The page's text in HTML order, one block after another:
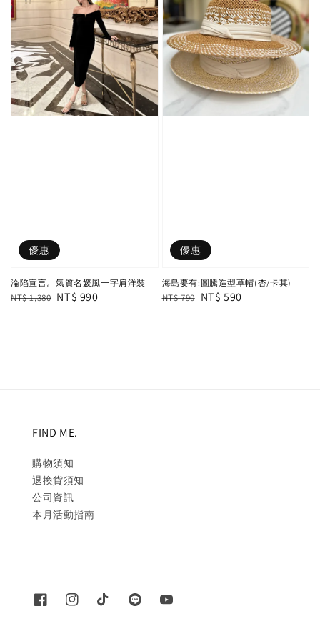
優惠
淪陷宣言。氣質名媛風一字肩洋裝
Regular
NT$ 1,380 Sale
NT$ 990
優惠
海島要有:圖騰造型草帽(杏/卡其)
Regular
NT$ 790 Sale
NT$ 590
FIND ME.
購物須知
退換貨須知
公司資訊
本月活動指南